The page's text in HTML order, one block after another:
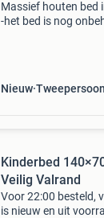
Massief houten bed
-het bed is nog
Nieuw
Kinderbed
Veilig Valrand
Voor 22:00 besteld,
is nieuw en uit